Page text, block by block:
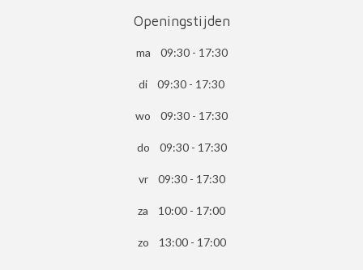
Openingstijden
ma 09:30 - 17:30
di 09:30 - 17:30
wo 09:30 - 17:30
do 09:30 - 17:30
vr 09:30 - 17:30
za 10:00 - 17:00
zo 13:00 - 17:00